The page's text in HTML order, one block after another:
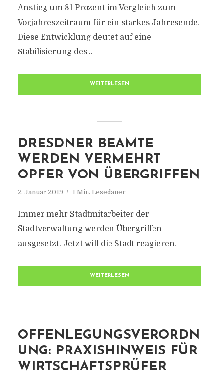
Anstieg um 81 Prozent im Vergleich zum
Vorjahreszeitraum für ein starkes Jahresende.
Diese Entwicklung deutet auf eine
Stabilisierung des...
WEITERLESEN
DRESDNER BEAMTE
WERDEN VERMEHRT
OPFER VON ÜBERGRIFFEN
2. Januar 2019 1 Min. Lesedauer
Immer mehr Stadtmitarbeiter der
Stadtverwaltung werden Übergriffen
ausgesetzt. Jetzt will die Stadt reagieren.
WEITERLESEN
OFFENLEGUNGSVERORDN
UNG: PRAXISHINWEIS FÜR
WIRTSCHAFTSPRÜFER